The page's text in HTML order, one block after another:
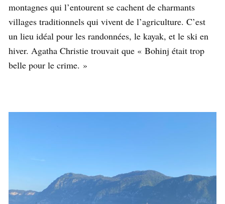
montagnes qui l’entourent se cachent de charmants
villages traditionnels qui vivent de l’agriculture. C’est
un lieu idéal pour les randonnées, le kayak, et le ski en
hiver. Agatha Christie trouvait que « Bohinj était trop
belle pour le crime. »